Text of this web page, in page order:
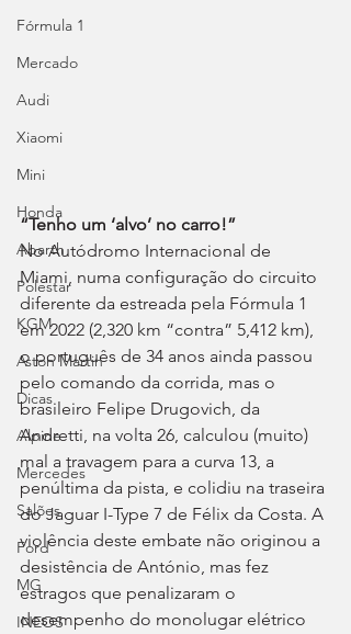
Fórmula 1
Mercado
Audi
Xiaomi
Mini
Honda
Abarth
Polestar
KGM
Aston Martin
Dicas
Alpine
Mercedes
Salões
Ford
MG
INEOS
“Tenho um ‘alvo’ no carro!”
No Autódromo Internacional de
Miami, numa configuração do circuito
diferente da estreada pela Fórmula 1
em 2022 (2,320 km “contra” 5,412 km),
o português de 34 anos ainda passou
pelo comando da corrida, mas o
brasileiro Felipe Drugovich, da
Andretti, na volta 26, calculou (muito)
mal a travagem para a curva 13, a
penúltima da pista, e colidiu na traseira
do Jaguar I-Type 7 de Félix da Costa. A
violência deste embate não originou a
desistência de António, mas fez
estragos que penalizaram o
desempenho do monolugar elétrico